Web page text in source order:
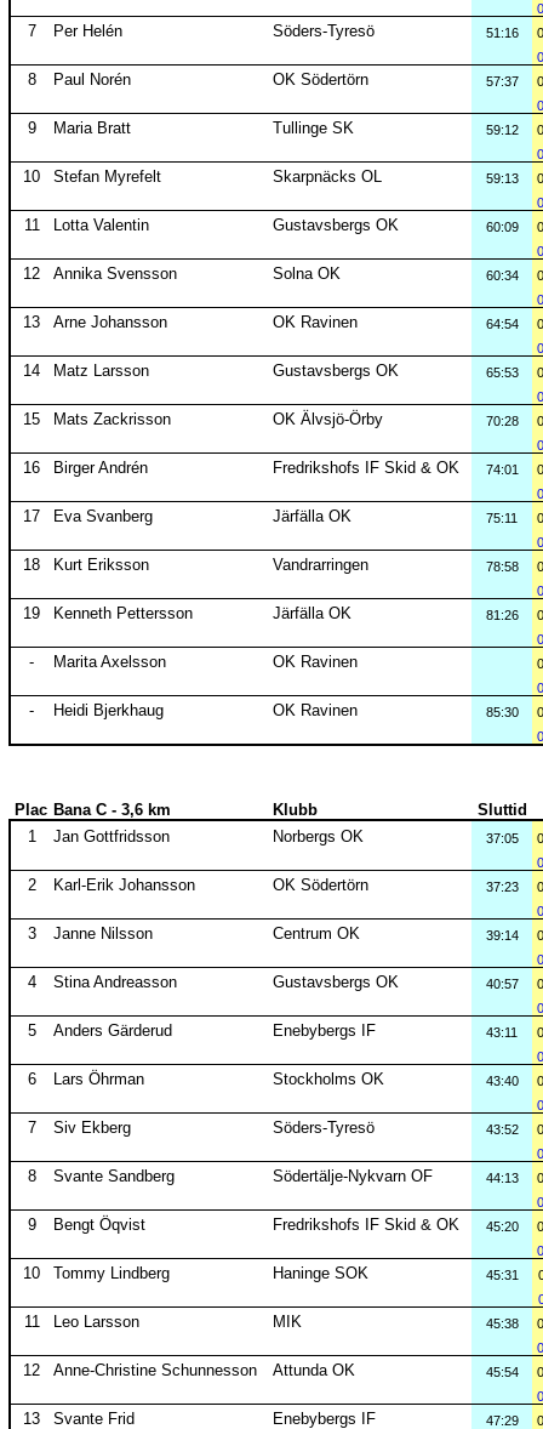
7 Per Helén Söders-Tyresö 51:16
8 Paul Norén OK Södertörn 57:37
9 Maria Bratt Tullinge SK 59:12
10 Stefan Myrefelt Skarpnäcks OL 59:13
11 Lotta Valentin Gustavsbergs OK 60:09
12 Annika Svensson Solna OK 60:34
13 Arne Johansson OK Ravinen 64:54
14 Matz Larsson Gustavsbergs OK 65:53
15 Mats Zackrisson OK Älvsjö-Örby 70:28
16 Birger Andrén Fredrikshofs IF Skid & OK 74:01
17 Eva Svanberg Järfälla OK 75:11
18 Kurt Eriksson Vandrarringen 78:58
19 Kenneth Pettersson Järfälla OK 81:26
- Marita Axelsson OK Ravinen
- Heidi Bjerkhaug OK Ravinen 85:30
Plac Bana C - 3,6 km Klubb
Sluttid
1
Jan Gottfridsson Norbergs OK 37:05
2 Karl-Erik Johansson OK Södertörn 37:23
3 Janne Nilsson Centrum OK 39:14
4 Stina Andreasson Gustavsbergs OK 40:57
5 Anders Gärderud Enebybergs IF 43:11
6 Lars Öhrman Stockholms OK 43:40
7 Siv Ekberg Söders-Tyresö 43:52
8 Svante Sandberg Södertälje-Nykvarn OF 44:13
9 Bengt Öqvist Fredrikshofs IF Skid & OK 45:20
10 Tommy Lindberg Haninge SOK 45:31
11 Leo Larsson MIK 45:38
12 Anne-Christine Schunnesson Attunda OK 45:54
13 Svante Frid Enebybergs IF 47:29